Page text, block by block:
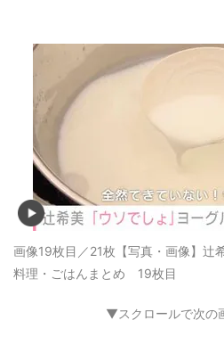
画像19枚目／21枚 【写真・画像】辻
料理・ごはんまとめ 19枚目
▼スクロールで次の